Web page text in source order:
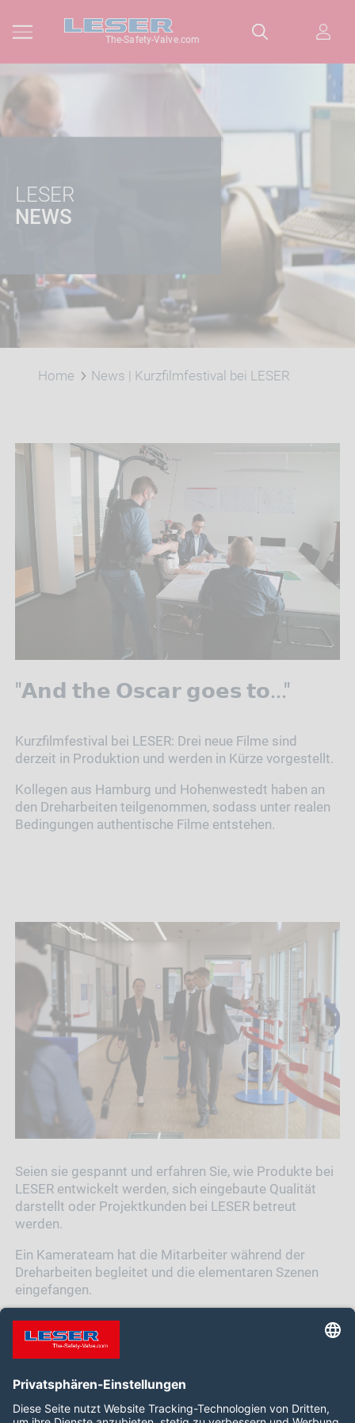
The-Safety-Valve.com
LESER
NEWS
Home News | Kurzfilmfestival bei LESER
"𝗔𝗻𝗱 𝘁𝗵𝗲 𝗢𝘀𝗰𝗮𝗿 𝗴𝗼𝗲𝘀 𝘁𝗼..."
Kurzfilmfestival bei LESER: Drei neue Filme sind
derzeit in Produktion und werden in Kürze vorgestellt.
Kollegen aus Hamburg und Hohenwestedt haben an
den Dreharbeiten teilgenommen, sodass unter realen
Bedingungen authentische Filme entstehen.
Seien sie gespannt und erfahren Sie, wie Produkte bei
LESER entwickelt werden, sich eingebaute Qualität
darstellt oder Projektkunden bei LESER betreut
werden.
Ein Kamerateam hat die Mitarbeiter während der
Dreharbeiten begleitet und die elementaren Szenen
eingefangen.
Wir freuen uns schon darauf, Ihnen die Ergebnisse
präsentieren zu können. Bleiben Sie dran.